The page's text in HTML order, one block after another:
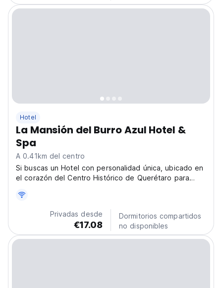
Hotel
La Mansión del Burro Azul Hotel &
Spa
A 0.41km del centro
Si buscas un Hotel con personalidad única, ubicado en
el corazón del Centro Histórico de Querétaro para
restaurantes, museos, tiendas y eventos, tours y
disfrutar de nuestro SPA... La Mansión del Burro...
Privadas desde
€17.08
Dormitorios compartidos
no disponibles